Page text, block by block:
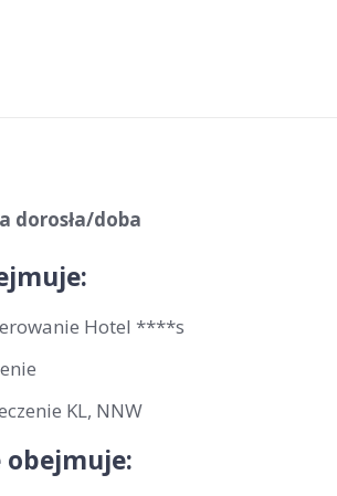
dorosła/doba
Hotel ****s
KL, NNW
obejmuje: